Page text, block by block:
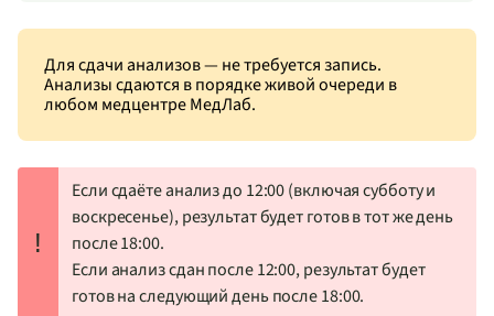
Для сдачи анализов — не требуется запись.
Анализы сдаются в порядке живой очереди в
любом медцентре МедЛаб.
!
Если сдаёте анализ до 12:00 (включая субботу и
воскресенье), результат будет готов в тот же день
после 18:00.
Если анализ сдан после 12:00, результат будет
готов на следующий день после 18:00.